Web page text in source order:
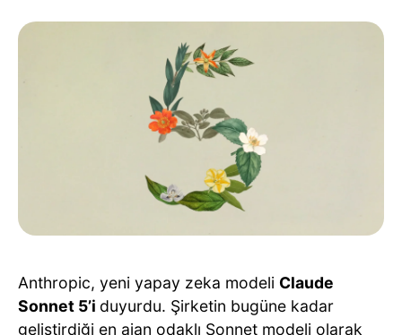
Anthropic, yeni yapay zeka modeli Claude
Sonnet 5’i duyurdu. Şirketin bugüne kadar
geliştirdiği en ajan odaklı Sonnet modeli olarak